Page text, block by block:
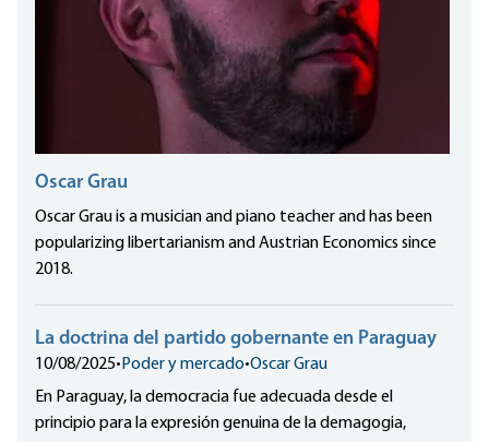
Oscar Grau
Oscar Grau is a musician and piano teacher and has been
popularizing libertarianism and Austrian Economics since
2018.
La doctrina del partido gobernante en Paraguay
10/08/2025• Poder y mercado•Oscar Grau
En Paraguay, la democracia fue adecuada desde el
principio para la expresión genuina de la demagogia,